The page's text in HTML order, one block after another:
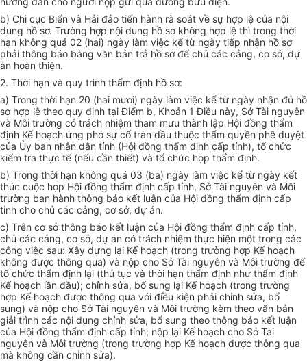
b) Chi cục Biển và Hải đảo tiến hành rà soát về sự hợp lệ của nội
dung hồ sơ. Trường hợp nội dung hồ sơ không hợp lệ thì trong thời
hạn không quá 02 (hai) ngày làm việc kể từ ngày tiếp nhận hồ sơ
phải thông báo bằng văn bản trả hồ sơ để chủ các cảng, cơ sở, dự
án hoàn thiện.
2. Thời hạn và quy trình thẩm định hồ sơ:
a) Trong thời hạn 20 (hai mươi) ngày làm việc kể từ ngày nhận đủ hồ
sơ hợp lệ theo quy định tại Điểm b, Khoản 1 Điều này, Sở Tài nguyên
và Môi trường có trách nhiệm tham mưu thành lập Hội đồng thẩm
định Kế hoạch ứng phó sự cố tràn dầu thuộc thẩm quyền phê duyệt
của Ủy ban nhân dân tỉnh (Hội đồng thẩm định cấp tỉnh), tổ chức
kiểm tra thực tế (nếu cần thiết) và tổ chức họp thẩm định.
b) Trong thời hạn không quá 03 (ba) ngày làm việc kể từ ngày kết
thúc cuộc họp Hội đồng thẩm định cấp tỉnh, Sở Tài nguyên và Môi
trường ban hành thông báo kết luận của Hội đồng thẩm định cấp
tỉnh cho chủ các cảng, cơ sở, dự án.
c) Trên cơ sở thông báo kết luận của Hội đồng thẩm định cấp tỉnh,
chủ các cảng, cơ sở, dự án có trách nhiệm thực hiện một trong các
công việc sau: Xây dựng lại Kế hoạch (trong trường hợp Kế hoạch
không được thông qua) và nộp cho Sở Tài nguyên và Môi trường để
tổ chức thẩm định lại (thủ tục và thời hạn thẩm định như thẩm định
Kế hoạch lần đầu); chỉnh sửa, bổ sung lại Kế hoạch (trong trường
hợp Kế hoạch được thông qua với điều kiện phải chỉnh sửa, bổ
sung) và nộp cho Sở Tài nguyên và Môi trường kèm theo văn bản
giải trình các nội dung chỉnh sửa, bổ sung theo thông báo kết luận
của Hội đồng thẩm định cấp tỉnh; nộp lại Kế hoạch cho Sở Tài
nguyên và Môi trường (trong trường hợp Kế hoạch được thông qua
mà không cần chỉnh sửa).